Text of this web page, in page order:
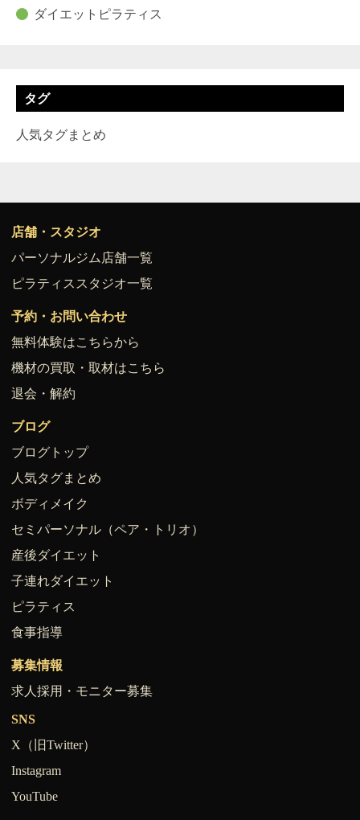
ダイエットピラティス
タグ
人気タグまとめ
店舗・スタジオ
パーソナルジム店舗一覧
ピラティススタジオ一覧
予約・お問い合わせ
無料体験はこちらから
機材の買取・取材はこちら
退会・解約
ブログ
ブログトップ
人気タグまとめ
ボディメイク
セミパーソナル（ペア・トリオ）
産後ダイエット
子連れダイエット
ピラティス
食事指導
募集情報
求人採用・モニター募集
SNS
X（旧Twitter）
Instagram
YouTube